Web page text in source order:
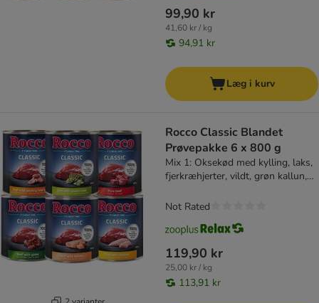
99,90 kr
41,60 kr / kg
94,91 kr
Læg i kurv
Rocco Classic Blandet
Prøvepakke 6 x 800 g
Mix 1: Oksekød med kylling, laks,
fjerkræhjerter, vildt, grøn kallun,
119,90 kr
25,00 kr / kg
113,91 kr
Not Rated